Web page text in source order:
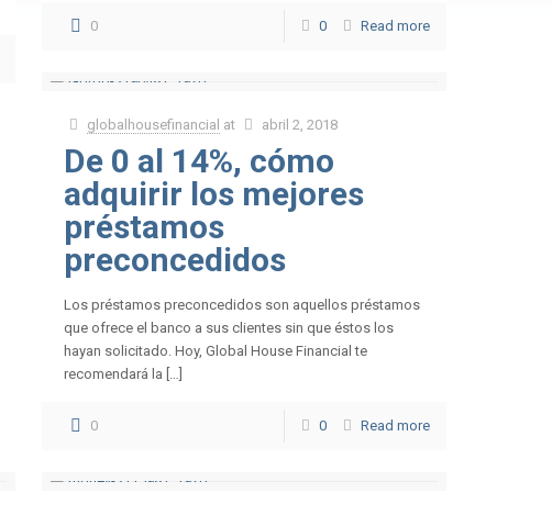
0 0 Read more
globalhousefinancial at abril 2, 2018
De 0 al 14%, cómo
adquirir los mejores
préstamos
preconcedidos
Los préstamos preconcedidos son aquellos préstamos
que ofrece el banco a sus clientes sin que éstos los
hayan solicitado. Hoy, Global House Financial te
recomendará la […]
0 0 Read more